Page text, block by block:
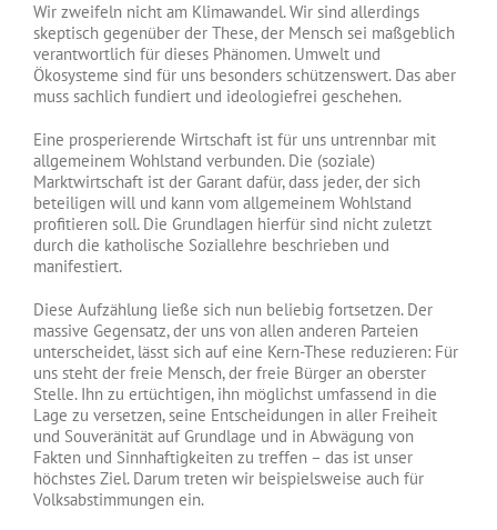
Wir zweifeln nicht am Klimawandel. Wir sind allerdings
skeptisch gegenüber der These, der Mensch sei maßgeblich
verantwortlich für dieses Phänomen. Umwelt und
Ökosysteme sind für uns besonders schützenswert. Das aber
muss sachlich fundiert und ideologiefrei geschehen.
Eine prosperierende Wirtschaft ist für uns untrennbar mit
allgemeinem Wohlstand verbunden. Die (soziale)
Marktwirtschaft ist der Garant dafür, dass jeder, der sich
beteiligen will und kann vom allgemeinem Wohlstand
profitieren soll. Die Grundlagen hierfür sind nicht zuletzt
durch die katholische Soziallehre beschrieben und
manifestiert.
Diese Aufzählung ließe sich nun beliebig fortsetzen. Der
massive Gegensatz, der uns von allen anderen Parteien
unterscheidet, lässt sich auf eine Kern-These reduzieren: Für
uns steht der freie Mensch, der freie Bürger an oberster
Stelle. Ihn zu ertüchtigen, ihn möglichst umfassend in die
Lage zu versetzen, seine Entscheidungen in aller Freiheit
und Souveränität auf Grundlage und in Abwägung von
Fakten und Sinnhaftigkeiten zu treffen – das ist unser
höchstes Ziel. Darum treten wir beispielsweise auch für
Volksabstimmungen ein.